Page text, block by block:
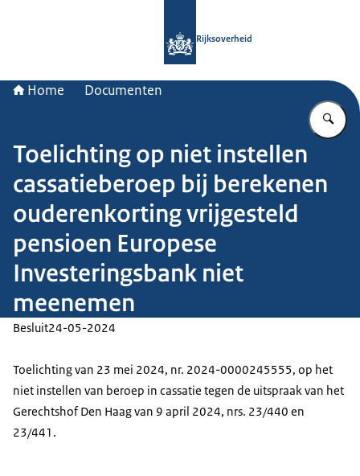
Rijksoverheid
Home Documenten
Toelichting op niet instellen
cassatieberoep bij berekenen
ouderenkorting vrijgesteld
pensioen Europese
Investeringsbank niet
meenemen
Besluit24-05-2024
Toelichting van 23 mei 2024, nr. 2024-0000245555, op het
niet instellen van beroep in cassatie tegen de uitspraak van het
Gerechtshof Den Haag van 9 april 2024, nrs. 23/440 en
23/441.